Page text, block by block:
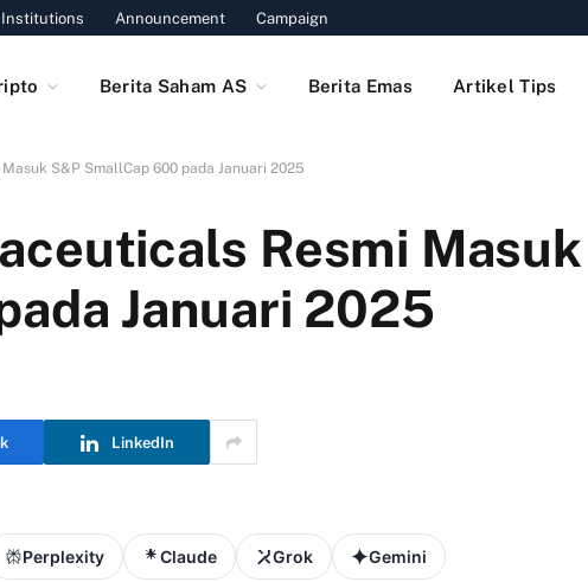
Institutions Announcement Campaign
Berita Saham AS Berita Emas Artikel Tips
S&P SmallCap 600 pada Januari 2025
Resmi
Januari 2025
LinkedIn
Perplexity Claude Grok Gemini